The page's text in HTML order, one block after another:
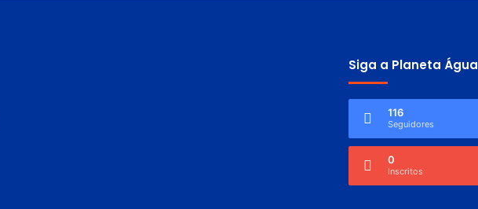
Siga a Planeta Água
116
Seguidores
0
Inscritos